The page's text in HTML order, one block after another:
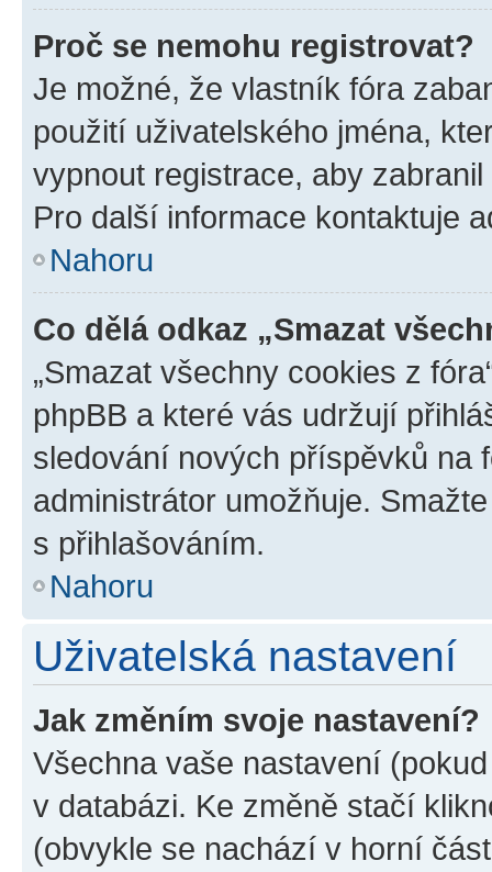
Proč se nemohu registrovat?
Je možné, že vlastník fóra
použití uživatelského jména,
vypnout registrace, aby
Pro další informace kontaktuje
Nahoru
Co dělá odkaz „Smazat
„Smazat všechny cookies z
phpBB a které vás udržují
sledování nových příspěvků na
administrátor umožňuje.
s přihlašováním.
Nahoru
Uživatelská nastavení
Jak změním svoje nastavení?
Všechna vaše nastavení
v databázi. Ke změně stačí
(obvykle se nachází v horní